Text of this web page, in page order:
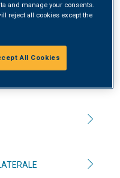
and manage your consents.
reject all cookies except the
All Cookies